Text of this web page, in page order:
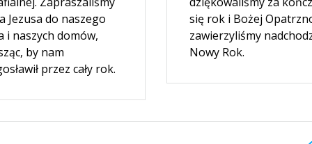
Jezusa do naszego
i naszych domów,
by nam
przez cały rok.
się rok i Bożej
zawierzyliśmy
Nowy Rok.